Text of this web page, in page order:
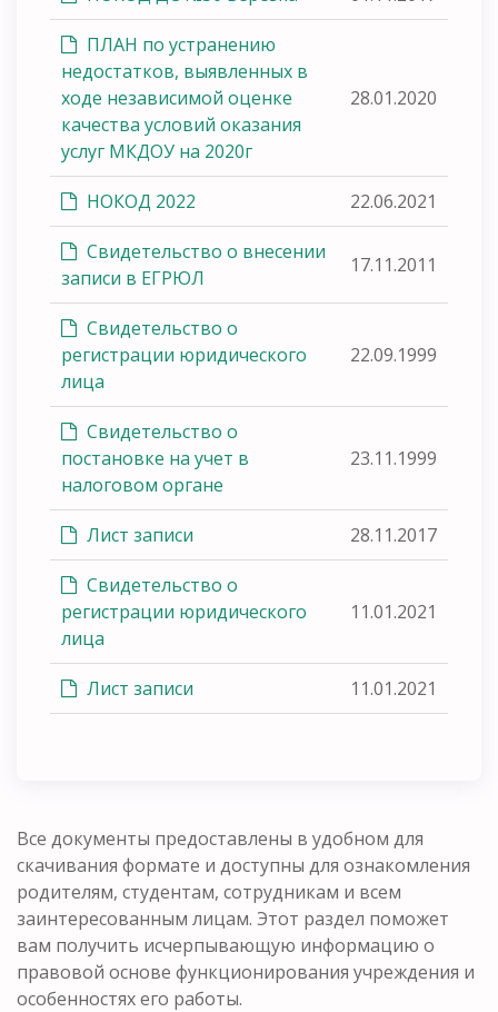
ПЛАН по устранению
недостатков, выявленных в
ходе независимой оценке
качества условий оказания
услуг МКДОУ на 2020г
28.01.2020
НОКОД 2022 22.06.2021
Свидетельство о внесении
записи в ЕГРЮЛ
17.11.2011
Свидетельство о
регистрации юридического
лица
22.09.1999
Свидетельство о
постановке на учет в
налоговом органе
23.11.1999
Лист записи 28.11.2017
Свидетельство о
регистрации юридического
лица
11.01.2021
Лист записи 11.01.2021
Все документы предоставлены в удобном для
скачивания формате и доступны для ознакомления
родителям, студентам, сотрудникам и всем
заинтересованным лицам. Этот раздел поможет
вам получить исчерпывающую информацию о
правовой основе функционирования учреждения и
особенностях его работы.